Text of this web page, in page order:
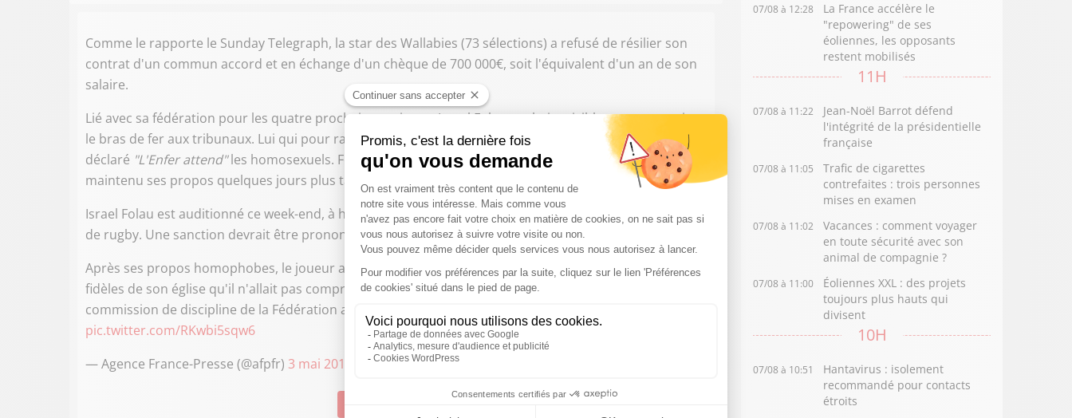
Comme le rapporte le Sunday Telegraph, la star des Wallabies (73 sélections) a refusé de résilier son
contrat d'un commun accord et en échange d'un chèque de 700 000€, soit l'équivalent d'un an de son
salaire.
Lié avec sa fédération pour les quatre prochaines saisons, Israel Folau souhaite visiblement poursuivre
le bras de fer aux tribunaux. Lui qui pour rappel, il y a deux semaines sur son compte Instagram, avait
déclaré "L'Enfer attend"les homosexuels. Fervent chrétien, le joueur des Waratahs avait ensuite
maintenu ses propos quelques jours plus tard.
Israel Folau est auditionné ce week-end, à huis clos, par une commission de la Fédération australienne
de rugby. Une sanction devrait être prononcée à son encontre la semaine prochaine.
Après ses propos homophobes, le joueur australien de rugby Israel Folau a assuré, en larmes, aux
fidèles de son église qu'il n'allait pas compromettre sa foi, à la veille de son passage devant la
commission de discipline de la Fédération australienne
pic.twitter.com/RKwbi5sqw6
— Agence France-Presse (@afpfr) 3 mai 2019
07/08 à 12:28
La France accélère le
"repowering" de ses
éoliennes, les opposants
restent mobilisés
11H
07/08 à 11:22
Jean-Noël Barrot défend
l'intégrité de la présidentielle
française
07/08 à 11:05
Trafic de cigarettes
contrefaites : trois personnes
mises en examen
07/08 à 11:02
Vacances : comment voyager
en toute sécurité avec son
animal de compagnie ?
07/08 à 11:00
Éoliennes XXL : des projets
toujours plus hauts qui
divisent
10H
07/08 à 10:51
Hantavirus : isolement
recommandé pour contacts
étroits